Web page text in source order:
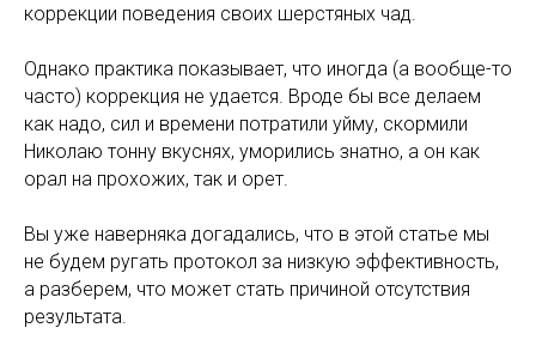
коррекции поведения своих шерстяных чад.
Однако практика показывает, что иногда (а вообще-то
часто) коррекция не удается. Вроде бы все делаем
как надо, сил и времени потратили уйму, скормили
Николаю тонну вкуснях, уморились знатно, а он как
орал на прохожих, так и орет.
Вы уже наверняка догадались, что в этой статье мы
не будем ругать протокол за низкую эффективность,
а разберем, что может стать причиной отсутствия
результата.